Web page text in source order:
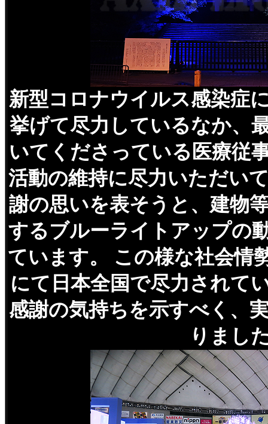
新型コロナウイルス感染症
挙げて尽力しているなか、
いてくださっている医療従
活動の維持に尽力いただい
謝の思いを表そうと、建物
するブルーライトアップの
ています。
この様な社会情
にて日本全国で尽力されて
感謝の気持ちを示すべく、
りまし